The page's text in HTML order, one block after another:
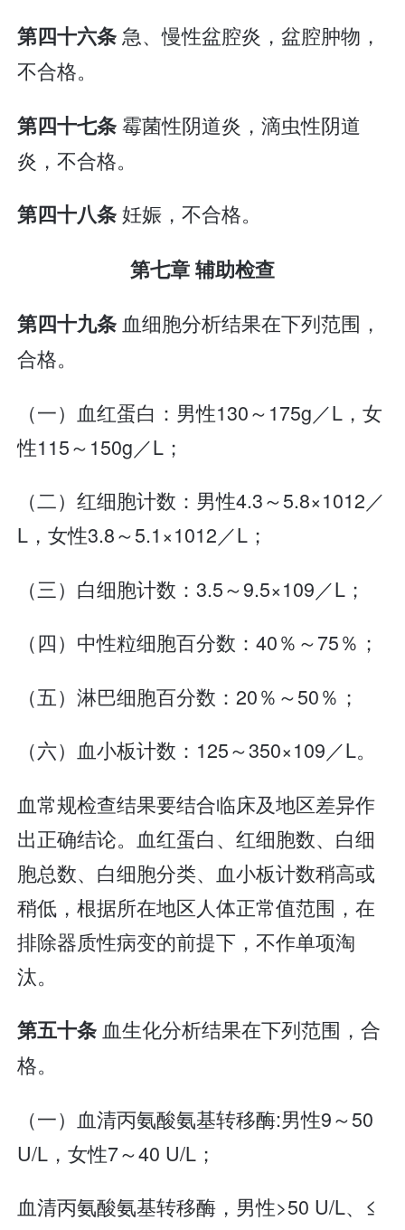
第四十六条急、慢性盆腔炎，盆腔肿物，
不合格。
第四十七条霉菌性阴道炎，滴虫性阴道
炎，不合格。
第四十八条妊娠，不合格。
第七章 辅助检查
第四十九条血细胞分析结果在下列范围，
合格。
（一）血红蛋白：男性130～175g／L，女
性115～150g／L；
（二）红细胞计数：男性4.3～5.8×1012／
L，女性3.8～5.1×1012／L；
（三）白细胞计数：3.5～9.5×109／L；
（四）中性粒细胞百分数：40％～75％；
（五）淋巴细胞百分数：20％～50％；
（六）血小板计数：125～350×109／L。
血常规检查结果要结合临床及地区差异作
出正确结论。血红蛋白、红细胞数、白细
胞总数、白细胞分类、血小板计数稍高或
稍低，根据所在地区人体正常值范围，在
排除器质性病变的前提下，不作单项淘
汰。
第五十条血生化分析结果在下列范围，合
格。
（一）血清丙氨酸氨基转移酶:男性9～50
U/L，女性7～40 U/L；
血清丙氨酸氨基转移酶，男性>50 U/L、≤